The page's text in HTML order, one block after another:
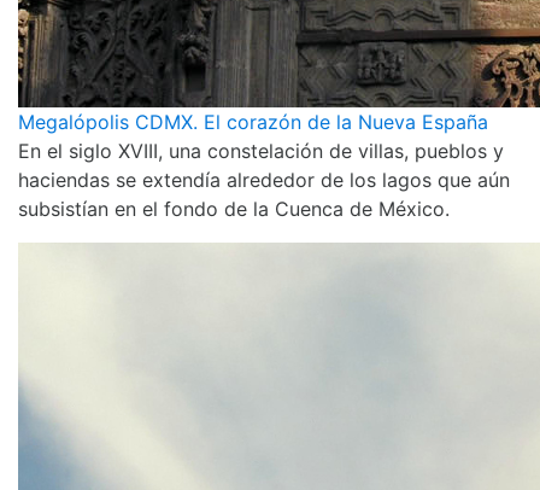
Megalópolis CDMX. El corazón de la Nueva España
En el siglo XVIII, una constelación de villas, pueblos y
haciendas se extendía alrededor de los lagos que aún
subsistían en el fondo de la Cuenca de México.